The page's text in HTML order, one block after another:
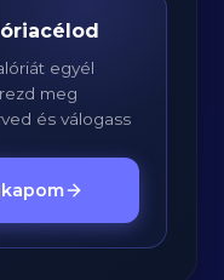
egyél
meg
és válogass